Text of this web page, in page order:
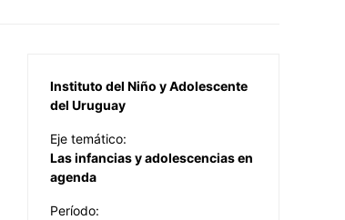
Instituto del Niño y Adolescente
del Uruguay
Eje temático:
Las infancias y adolescencias en
agenda
Período: